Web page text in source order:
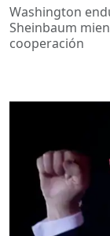
Washington
Sheinbaum
cooperación